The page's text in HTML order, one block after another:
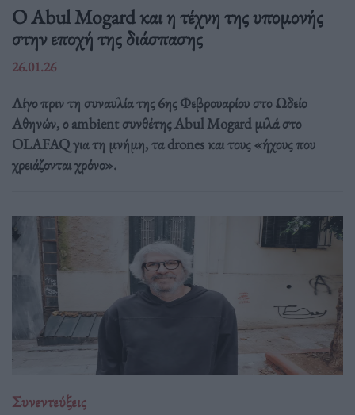
Ο Abul Mogard και η τέχνη της υπομονής
στην εποχή της διάσπασης
26.01.26
Λίγο πριν τη συναυλία της 6ης Φεβρουαρίου στο Ωδείο
Αθηνών, ο ambient συνθέτης Abul Mogard μιλά στο
OLAFAQ για τη μνήμη, τα drones και τους «ήχους που
χρειάζονται χρόνο».
Συνεντεύξεις